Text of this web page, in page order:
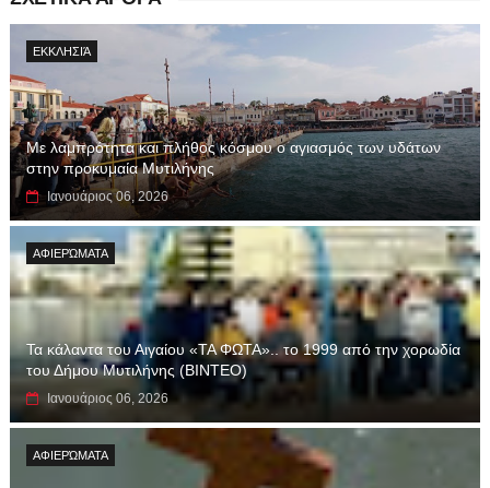
ΕΚΚΛΗΣΙΆ
Με λαμπρότητα και πλήθος κόσμου ο αγιασμός των υδάτων
στην προκυμαία Μυτιλήνης
Ιανουάριος 06, 2026
ΑΦΙΕΡΏΜΑΤΑ
Τα κάλαντα του Αιγαίου «ΤΑ ΦΩΤΑ».. το 1999 από την χορωδία
του Δήμου Μυτιλήνης (ΒΙΝΤΕΟ)
Ιανουάριος 06, 2026
ΑΦΙΕΡΏΜΑΤΑ